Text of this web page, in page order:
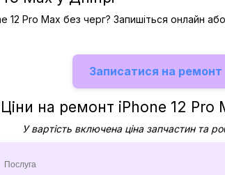
12 Pro Max без черг? Запишіться онлайн
Записатися на ремонт
Ціни на ремонт iPhone 12 Pro
У вартість включена ціна запчастин та
Послуга